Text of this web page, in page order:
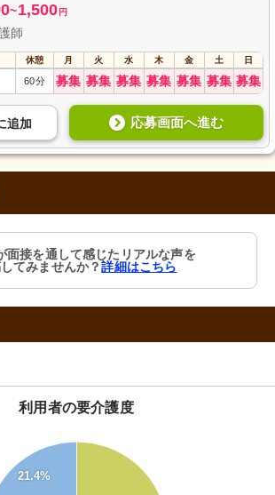
~1,500 円
師
休憩 月 火 水 木 金 土 日
60分 募集 募集 募集 募集 募集 募集 募集
追加 応募画面へ進む
面接を通して感じたリアルな声を
てみませんか？詳細はこちら
利用者の要介護度
21.4%